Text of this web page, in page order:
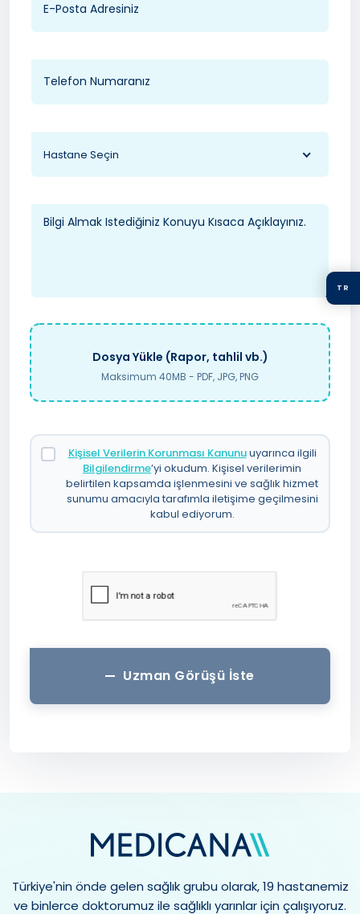
TR
Hastane Seçin
Dosya Yükle (Rapor, tahlil vb.)
Maksimum 40MB - PDF, JPG, PNG
Kişisel Verilerin Korunması Kanunuuyarınca ilgili
Bilgilendirme’yi okudum. Kişisel verilerimin
belirtilen kapsamda işlenmesini ve sağlık hizmet
sunumu amacıyla tarafımla iletişime geçilmesini
kabul ediyorum.
Uzman Görüşü İste
Türkiye'nin önde gelen sağlık grubu olarak, 19 hastanemiz
ve binlerce doktorumuz ile sağlıklı yarınlar için çalışıyoruz.